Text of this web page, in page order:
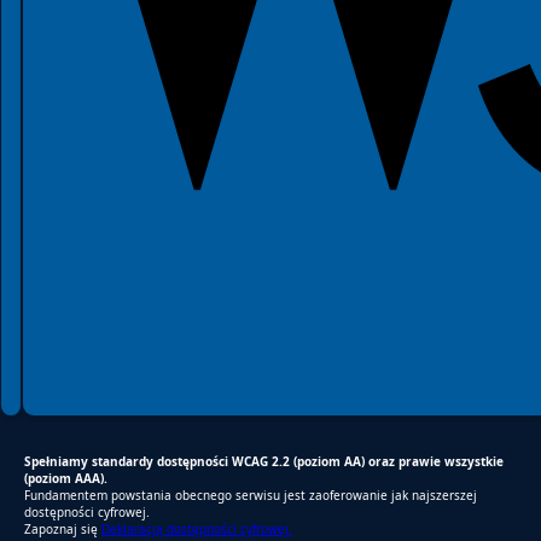
Spełniamy standardy dostępności WCAG 2.2 (poziom AA) oraz prawie wszystkie
(poziom AAA).
Fundamentem powstania obecnego serwisu jest zaoferowanie jak najszerszej
dostępności cyfrowej.
Zapoznaj się Deklaracją dostępności cyfrowej.